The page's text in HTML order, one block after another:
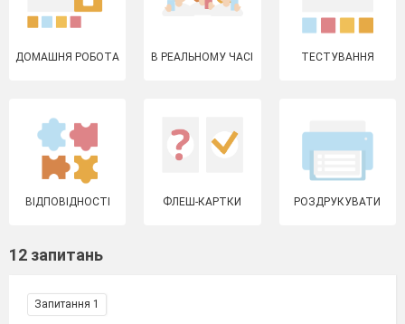
ДОМАШНЯ РОБОТА В РЕАЛЬНОМУ ЧАСІ ТЕСТУВАННЯ
ВІДПОВІДНОСТІ ФЛЕШ-КАРТКИ РОЗДРУКУВАТИ
12 запитань
Запитання 1